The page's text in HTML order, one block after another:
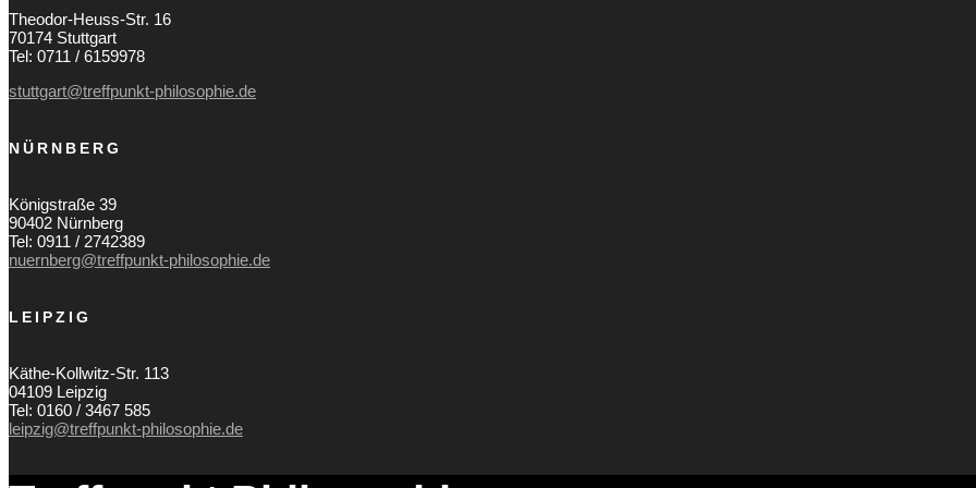
Theodor-Heuss-Str. 16
70174 Stuttgart
Tel: 0711 / 6159978
stuttgart@treffpunkt-philosophie.de
NÜRNBERG
Königstraße 39
90402 Nürnberg
Tel: 0911 / 2742389
nuernberg@treffpunkt-philosophie.de
LEIPZIG
Käthe-Kollwitz-Str. 113
04109 Leipzig
Tel: 0160 / 3467 585
leipzig@treffpunkt-philosophie.de